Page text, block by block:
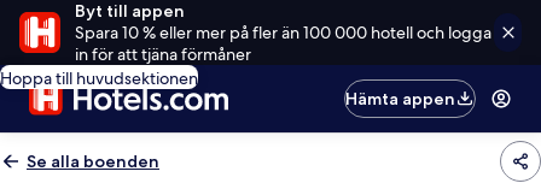
Byt till appen
Spara 10 % eller mer på fler än 100 000 hotell och logga
in för att tjäna förmåner
Hoppa till huvudsektionen
Hämta appen
Se alla boenden